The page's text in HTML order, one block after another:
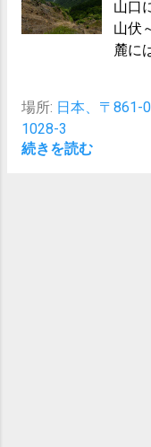
山口
山伏
麓に
場所: 日本、〒861-
1028-3
続きを読む